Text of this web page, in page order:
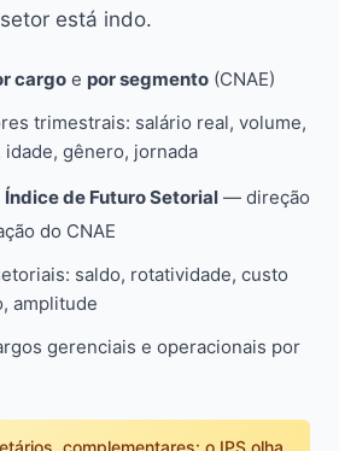
está indo.
cargo e por segmento (CNAE)
trimestrais: salário real, volume,
gênero, jornada
Índice de Futuro Setorial — direção
do CNAE
saldo, rotatividade, custo
amplitude
gerenciais e operacionais por
complementares: o IPS olha